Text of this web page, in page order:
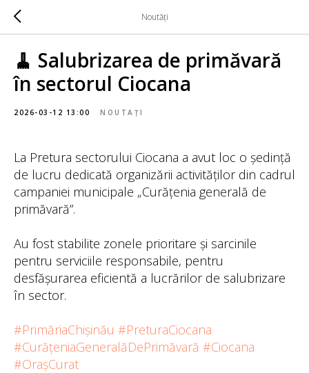
Noutăți
🧹 Salubrizarea de primăvară
în sectorul Ciocana
2026-03-12 13:00 NOUTAȚI
La Pretura sectorului Ciocana a avut loc o ședință
de lucru dedicată organizării activităților din cadrul
campaniei municipale „Curățenia generală de
primăvară”.
Au fost stabilite zonele prioritare și sarcinile
pentru serviciile responsabile, pentru
desfășurarea eficientă a lucrărilor de salubrizare
în sector.
#PrimăriaChișinău #PreturaCiocana
#CurățeniaGeneralăDePrimăvară #Ciocana
#OrașCurat